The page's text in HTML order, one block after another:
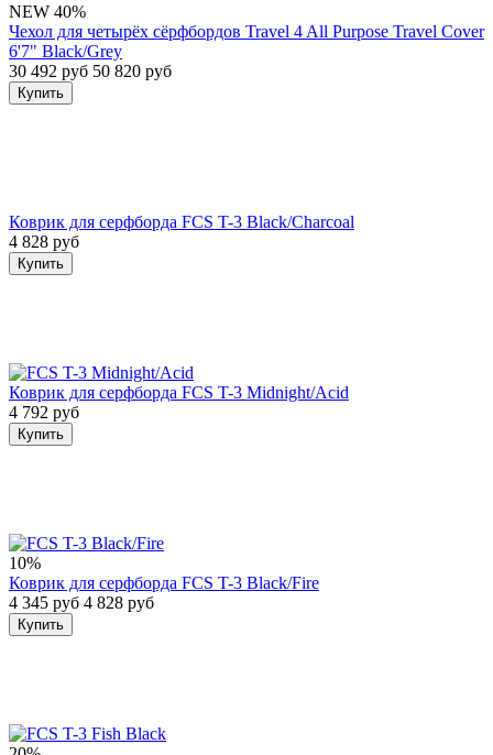
NEW 40%
Чехол для четырёх сёрфбордов Travel 4 All Purpose Travel Cover
6'7" Black/Grey
30 492 руб 50 820 руб
Купить
Коврик для серфборда FCS T-3 Black/Charcoal
4 828 руб
Купить
Коврик для серфборда FCS T-3 Midnight/Acid
4 792 руб
Купить
10%
Коврик для серфборда FCS T-3 Black/Fire
4 345 руб 4 828 руб
Купить